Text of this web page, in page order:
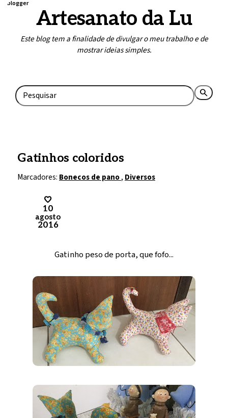
blogger
Artesanato da Lu
Este blog tem a finalidade de divulgar o meu trabalho e de
mostrar ideias simples.
search
Gatinhos coloridos
Marcadores: Bonecos de pano, Diversos
10
agosto
2016
Gatinho peso de porta, que fofo...